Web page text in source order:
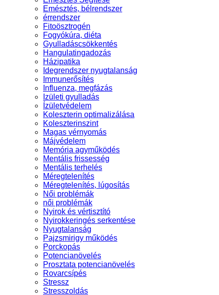
Emésztés, bélrendszer
érrendszer
Fitoösztrogén
Fogyókúra, diéta
Gyulladáscsökkentés
Hangulatingadozás
Házipatika
Idegrendszer nyugtalanság
Immunerősítés
Influenza, megfázás
Izületi gyulladás
Ízületvédelem
Koleszterin optimalizálása
Koleszterinszint
Magas vérnyomás
Májvédelem
Memória agyműködés
Mentális frissesség
Mentális terhelés
Méregtelenítés
Méregtelenítés, lúgosítás
Női problémák
női problémák
Nyirok és vértisztító
Nyirokkeringés serkentése
Nyugtalanság
Pajzsmirigy működés
Porckopás
Potencianövelés
Prosztata potencianövelés
Rovarcsípés
Stressz
Stresszoldás